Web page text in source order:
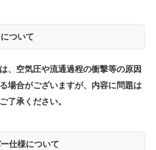
ついて
、空気圧や流通過程の衝撃等の原因
場合がございますが、内容に問題は
了承ください。
仕様について